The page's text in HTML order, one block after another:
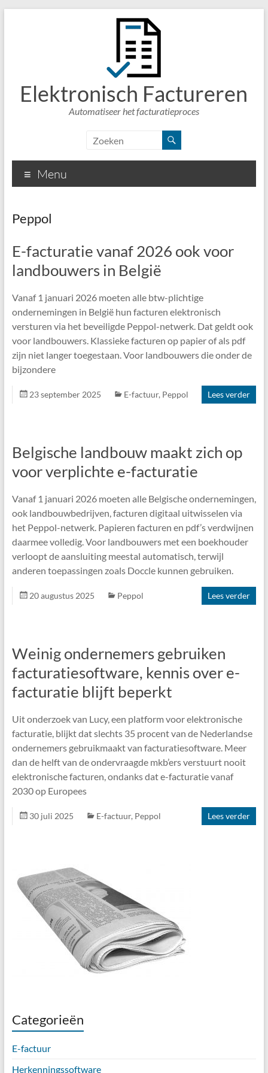
Elektronisch Factureren
Automatiseer het facturatieproces
Menu
Peppol
E-facturatie vanaf 2026 ook voor
landbouwers in België
Vanaf 1 januari 2026 moeten alle btw-plichtige
ondernemingen in België hun facturen elektronisch
versturen via het beveiligde Peppol-netwerk. Dat geldt ook
voor landbouwers. Klassieke facturen op papier of als pdf
zijn niet langer toegestaan. Voor landbouwers die onder de
bijzondere
23 september 2025 E-factuur, Peppol Lees verder
Belgische landbouw maakt zich op
voor verplichte e-facturatie
Vanaf 1 januari 2026 moeten alle Belgische ondernemingen,
ook landbouwbedrijven, facturen digitaal uitwisselen via
het Peppol-netwerk. Papieren facturen en pdf’s verdwijnen
daarmee volledig. Voor landbouwers met een boekhouder
verloopt de aansluiting meestal automatisch, terwijl
anderen toepassingen zoals Doccle kunnen gebruiken.
20 augustus 2025 Peppol Lees verder
Weinig ondernemers gebruiken
facturatiesoftware, kennis over e-
facturatie blijft beperkt
Uit onderzoek van Lucy, een platform voor elektronische
facturatie, blijkt dat slechts 35 procent van de Nederlandse
ondernemers gebruikmaakt van facturatiesoftware. Meer
dan de helft van de ondervraagde mkb’ers verstuurt nooit
elektronische facturen, ondanks dat e-facturatie vanaf
2030 op Europees
30 juli 2025 E-factuur, Peppol Lees verder
Categorieën
E-factuur
Herkenningssoftware